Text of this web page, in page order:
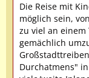
Die Reise mit
möglich sein,
zu viel an
gemächlich
Durchatmens"